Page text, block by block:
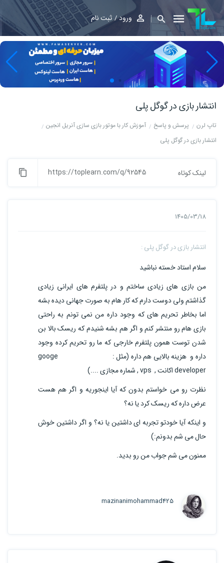
ورود ثبت نام
انتشار بازی در گوگل پلی
تاپ لرن پرسش و پاسخ
آموزش کار با موتور بازی سازی آنریل انجین
انتشار بازی در گوگل پلی
لینک کوتاه https://toplearn.com/q/92545
1405/03/18
انتشار بازی در گوگل پلی :
سلام استاد خسته نباشید
من بازی های زیادی ساختم و در پلتفرم های ایرانی زیادی
گذاشتم ولی دوست دارم که کار هام به صورت جهانی دیده بشه
اما بخاطر تحریم های که وجود داره من نمی تونم به راحتی
بازی هام رو منتشر کنم و اگر هم بشه شنیدم که ریسک بالا بن
شدن توست همون پلتفرم خارجی که ما رو تحریم کرده وجود
داره و هزینه بالایی هم داره (مثل : googe
developer اکانت , vps , شماره مجازی ....)
نظرت رو می خواستم بدون که آیا اینجوریه و اگر هم هست
عرض داره که ریسک کرد یا نه؟
و اینکه آیا خودتو تجربه ای داشتین یا نه؟ و اگر داشتین خوش
حال می شم بدونم:)
ممنون می شم جواب من رو بدید.
mazinanimohammad425